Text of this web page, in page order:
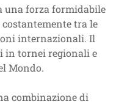
una forza formidabile
costantemente tra le
internazionali. Il
in tornei regionali e
Mondo.
combinazione di